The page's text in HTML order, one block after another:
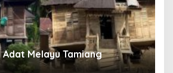
Adat Melayu Tamiang